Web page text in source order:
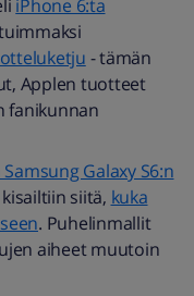
iPhone 6:ta
- tämän
Applen tuotteet
fanikunnan
Galaxy S6:n
siitä, kuka
. Puhelinmallit
aiheet muutoin